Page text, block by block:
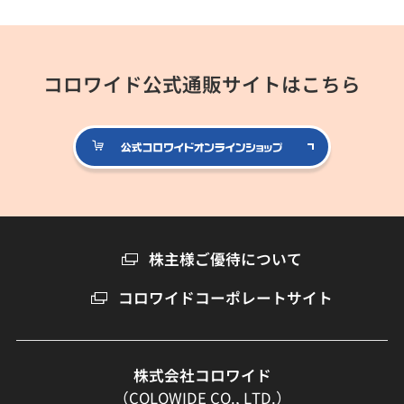
コロワイド公式通販サイトはこちら
公式コロ
株主様ご優待について
コロワイドコーポレートサイト
株式会社コロワイド
（COLOWIDE CO., LTD.）